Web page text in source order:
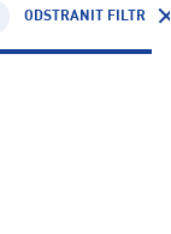
ODSTRANIT FILTR